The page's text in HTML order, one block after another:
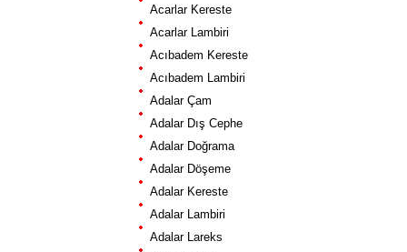
Acarlar Kereste
Acarlar Lambiri
Acıbadem Kereste
Acıbadem Lambiri
Adalar Çam
Adalar Dış Cephe
Adalar Doğrama
Adalar Döşeme
Adalar Kereste
Adalar Lambiri
Adalar Lareks